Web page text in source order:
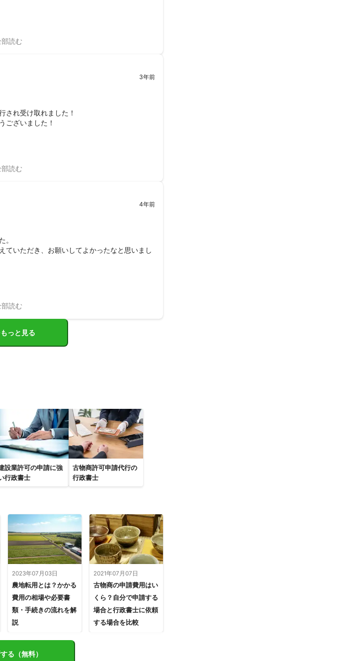
3年前
され受け取れました！
ございました！
4年前
。
ていただき、お願いしてよかったなと思いまし
っと見る
設業許可の申請に強
行政書士
古物商許可申請代行の
行政書士
2023年07月03日
農地転用とは？かかる
費用の相場や必要書
類・手続きの流れを解
説
2021年07月07日
古物商の申請費用はい
くら？自分で申請する
場合と行政書士に依頼
する場合を比較
る（無料）